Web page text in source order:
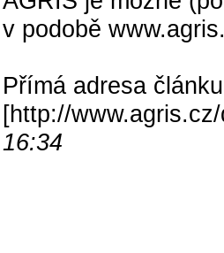
v podobě
Přímá adresa
[http://
16:34